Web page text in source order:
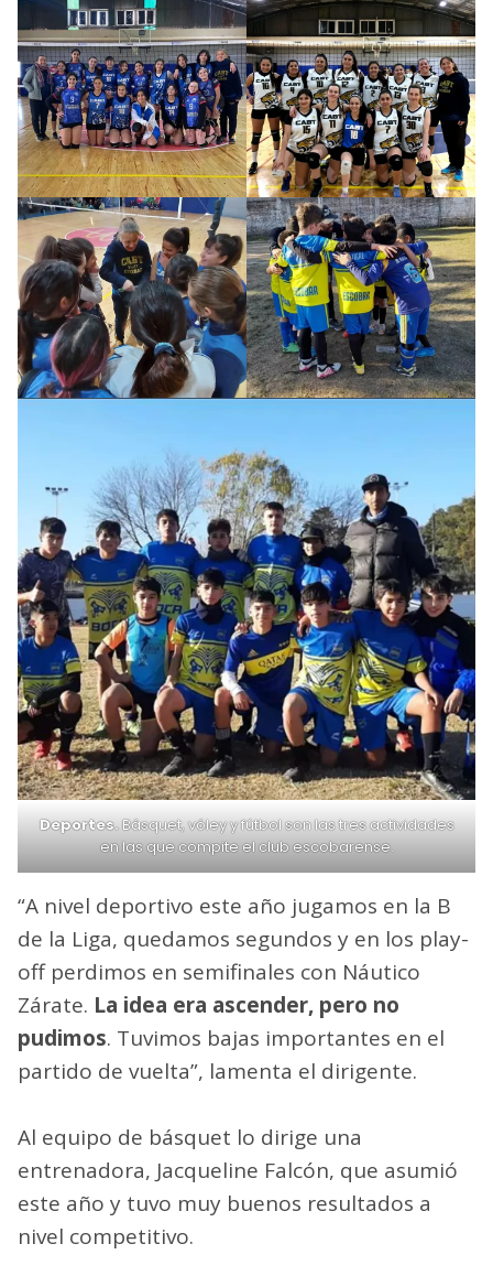
Deportes.Básquet, vóley y fútbol son las tres actividades
en las que compite el club escobarense.
“A nivel deportivo este año jugamos en la B
de la Liga, quedamos segundos y en los play-
off perdimos en semifinales con Náutico
Zárate. La idea era ascender, pero no
pudimos. Tuvimos bajas importantes en el
partido de vuelta”, lamenta el dirigente.
Al equipo de básquet lo dirige una
entrenadora, Jacqueline Falcón, que asumió
este año y tuvo muy buenos resultados a
nivel competitivo.